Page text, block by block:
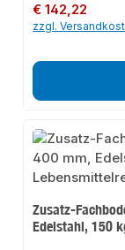
Regulärer Preis:
€ 142,22
zzgl.
Zusatz-
Edelstahl, 150